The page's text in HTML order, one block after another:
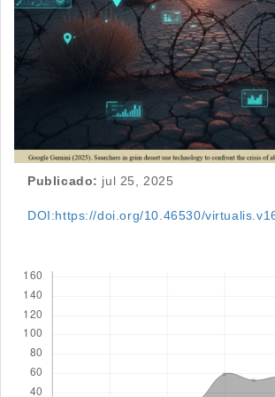
Publicado: jul 25, 2025
DOI:https://doi.org/10.46530/